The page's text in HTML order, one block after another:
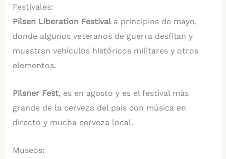
Festivales:
Pilsen Liberation Festivala principios de mayo,
donde algunos veteranos de guerra desfilan y
muestran vehículos históricos militares y otros
elementos.
Pilsner Fest, es en agosto y es el festival más
grande de la cerveza del país con música en
directo y mucha cerveza local.
Museos: